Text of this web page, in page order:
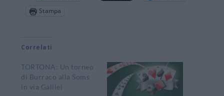
Stampa
Correlati
TORTONA: Un torneo
di Burraco alla Soms
in via Galilei